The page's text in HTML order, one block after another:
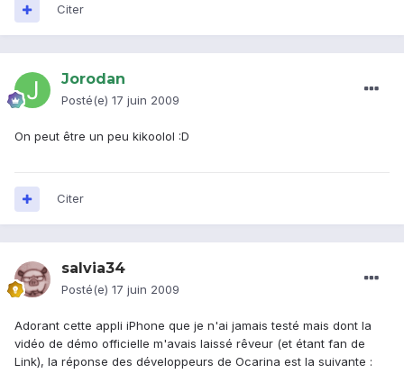
Citer
Jorodan
Posté(e) 17 juin 2009
On peut être un peu kikoolol :D
Citer
salvia34
Posté(e) 17 juin 2009
Adorant cette appli iPhone que je n'ai jamais testé mais dont la
vidéo de démo officielle m'avais laissé rêveur (et étant fan de
Link), la réponse des développeurs de Ocarina est la suivante :